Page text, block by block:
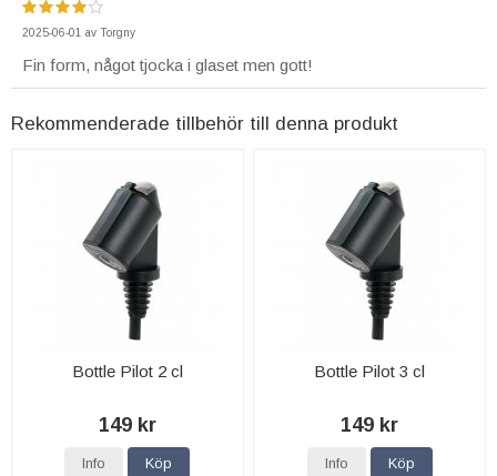
2025-06-01 av Torgny
Fin form, något tjocka i glaset men gott!
Rekommenderade tillbehör till denna produkt
Bottle Pilot 2 cl
149 kr
Info Köp
Bottle Pilot 3 cl
149 kr
Info Köp